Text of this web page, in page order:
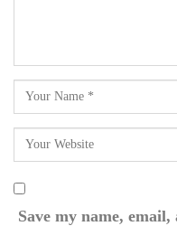
Save my name,